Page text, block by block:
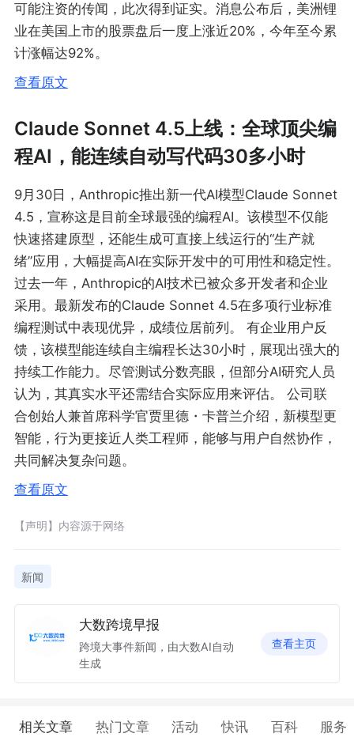
可能注资的传闻，此次得到证实。消息公布后，美洲锂
业在美国上市的股票盘后一度上涨近20%，今年至今累
计涨幅达92%。
查看原文
Claude Sonnet 4.5上线：全球顶尖编
程AI，能连续自动写代码30多小时
9月30日，Anthropic推出新一代AI模型Claude Sonnet
4.5，宣称这是目前全球最强的编程AI。该模型不仅能
快速搭建原型，还能生成可直接上线运行的“生产就
绪”应用，大幅提高AI在实际开发中的可用性和稳定性。
过去一年，Anthropic的AI技术已被众多开发者和企业
采用。最新发布的Claude Sonnet 4.5在多项行业标准
编程测试中表现优异，成绩位居前列。 有企业用户反
馈，该模型能连续自主编程长达30小时，展现出强大的
持续工作能力。尽管测试分数亮眼，但部分AI研究人员
认为，其真实水平还需结合实际应用来评估。 公司联
合创始人兼首席科学官贾里德・卡普兰介绍，新模型更
智能，行为更接近人类工程师，能够与用户自然协作，
共同解决复杂问题。
查看原文
【声明】内容源于网络
新闻
大数跨境早报
跨境大事件新闻，由大数AI自动
生成
查看主页
相关文章 热门文章 活动 快讯 百科 服务